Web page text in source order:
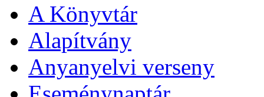
A Könyvtár
Alapítvány
Anyanyelvi verseny